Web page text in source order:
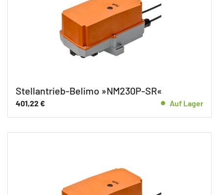
Stellantrieb-Belimo »NM230P-SR«
401,22 € Auf Lager